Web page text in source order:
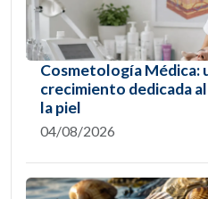
Cosmetología Médica:
crecimiento dedicada
la piel
04/08/2026